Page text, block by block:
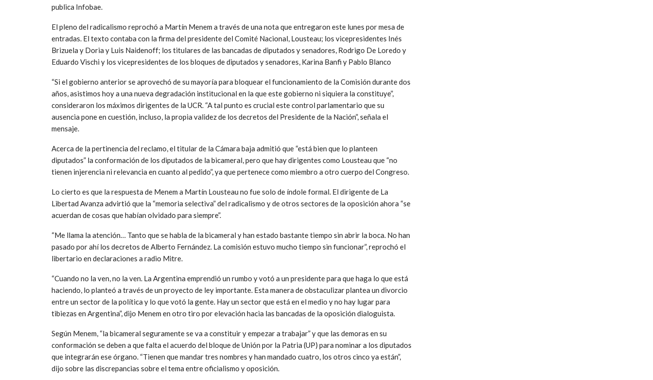
publica Infobae.
El pleno del radicalismo reprochó a Martín Menem a través de una nota que entregaron este lunes por mesa de
entradas. El texto contaba con la firma del presidente del Comité Nacional, Lousteau; los vicepresidentes Inés
Brizuela y Doria y Luis Naidenoff; los titulares de las bancadas de diputados y senadores, Rodrigo De Loredo y
Eduardo Vischi y los vicepresidentes de los bloques de diputados y senadores, Karina Banfi y Pablo Blanco
“Si el gobierno anterior se aprovechó de su mayoría para bloquear el funcionamiento de la Comisión durante dos
años, asistimos hoy a una nueva degradación institucional en la que este gobierno ni siquiera la constituye”,
consideraron los máximos dirigentes de la UCR. “A tal punto es crucial este control parlamentario que su
ausencia pone en cuestión, incluso, la propia validez de los decretos del Presidente de la Nación”, señala el
mensaje.
Acerca de la pertinencia del reclamo, el titular de la Cámara baja admitió que “está bien que lo planteen
diputados” la conformación de los diputados de la bicameral, pero que hay dirigentes como Lousteau que “no
tienen injerencia ni relevancia en cuanto al pedido”, ya que pertenece como miembro a otro cuerpo del Congreso.
Lo cierto es que la respuesta de Menem a Martín Lousteau no fue solo de índole formal. El dirigente de La
Libertad Avanza advirtió que la “memoria selectiva” del radicalismo y de otros sectores de la oposición ahora “se
acuerdan de cosas que habían olvidado para siempre”.
“Me llama la atención… Tanto que se habla de la bicameral y han estado bastante tiempo sin abrir la boca. No han
pasado por ahí los decretos de Alberto Fernández. La comisión estuvo mucho tiempo sin funcionar”, reprochó el
libertario en declaraciones a radio Mitre.
“Cuando no la ven, no la ven. La Argentina emprendió un rumbo y votó a un presidente para que haga lo que está
haciendo, lo planteó a través de un proyecto de ley importante. Esta manera de obstaculizar plantea un divorcio
entre un sector de la política y lo que votó la gente. Hay un sector que está en el medio y no hay lugar para
tibiezas en Argentina”, dijo Menem en otro tiro por elevación hacia las bancadas de la oposición dialoguista.
Según Menem, “la bicameral seguramente se va a constituir y empezar a trabajar” y que las demoras en su
conformación se deben a que falta el acuerdo del bloque de Unión por la Patria (UP) para nominar a los diputados
que integrarán ese órgano. “Tienen que mandar tres nombres y han mandado cuatro, los otros cinco ya están”,
dijo sobre las discrepancias sobre el tema entre oficialismo y oposición.